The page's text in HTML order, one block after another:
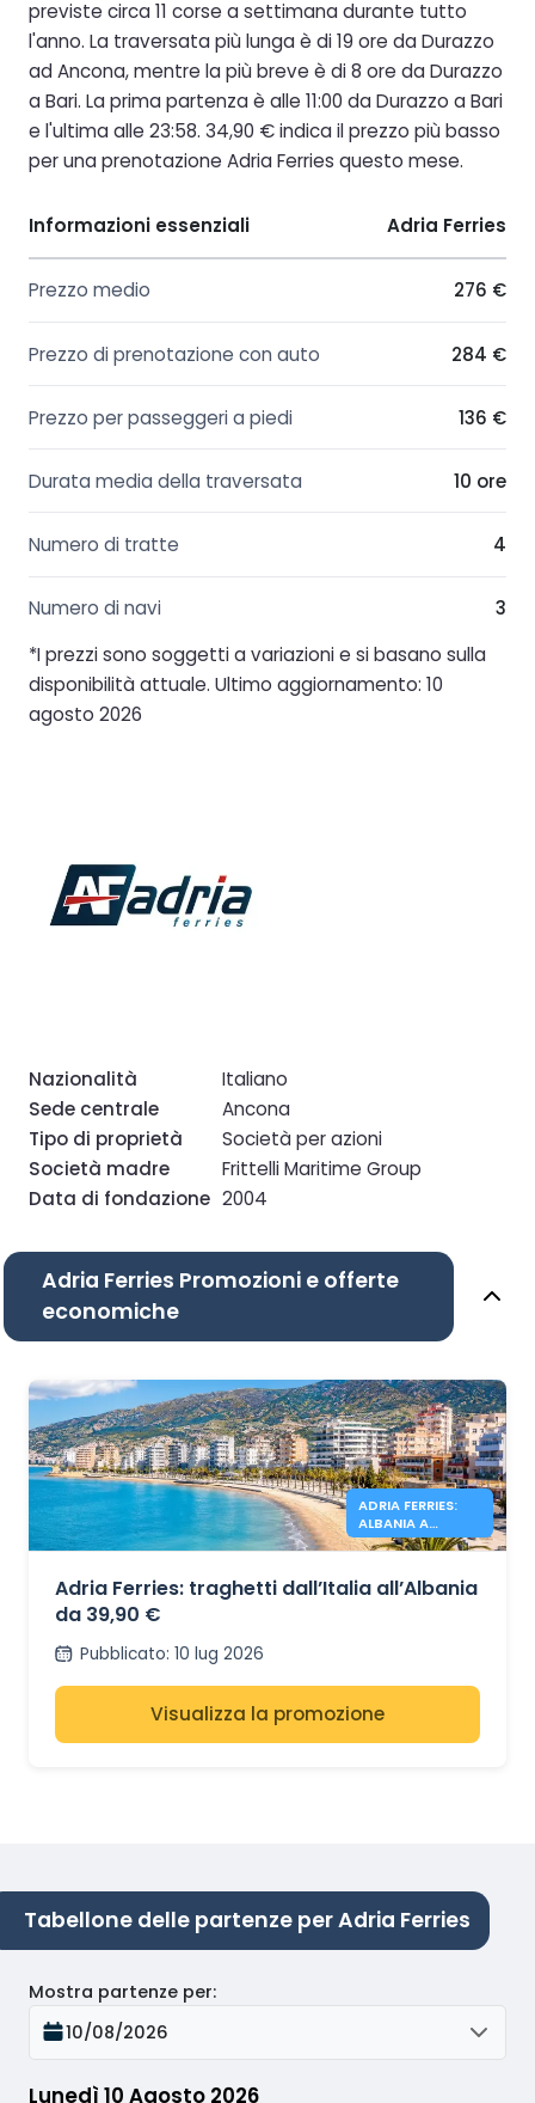
previste circa 11 corse a settimana durante tutto
l'anno. La traversata più lunga è di 19 ore da Durazzo
ad Ancona, mentre la più breve è di 8 ore da Durazzo
a Bari. La prima partenza è alle 11:00 da Durazzo a Bari
e l'ultima alle 23:58. 34,90 € indica il prezzo più basso
per una prenotazione Adria Ferries questo mese.
Informazioni essenziali Adria Ferries
Prezzo medio 276 €
Prezzo di prenotazione con auto 284 €
Prezzo per passeggeri a piedi 136 €
Durata media della traversata 10 ore
Numero di tratte 4
Numero di navi
3
*I prezzi sono soggetti a variazioni e si basano sulla
disponibilità attuale. Ultimo aggiornamento: 10
agosto 2026
Nazionalità
Italiano
Sede centrale
Ancona
Tipo di proprietà
Società per azioni
Società madre
Frittelli Maritime Group
Data di fondazione 2004
Adria Ferries Promozioni e offerte
economiche
ADRIA FERRIES:
ALBANIA A
PARTIRE DA
Adria Ferries: traghetti dall’Italia all’Albania
da 39,90 €
Pubblicato: 10 lug 2026
Visualizza la promozione
Tabellone delle partenze per Adria Ferries
Lunedì 10 Agosto 2026
Mostra partenze per:
10/08/2026